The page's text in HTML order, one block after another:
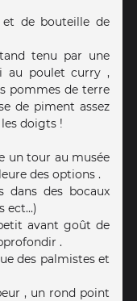
et de bouteille de
tenu par une
au poulet curry ,
pommes de terre
de piment assez
doigts !
un tour au musée
des options .
dans des bocaux
ect...)
avant goût de
.
des palmistes et
, un rond point